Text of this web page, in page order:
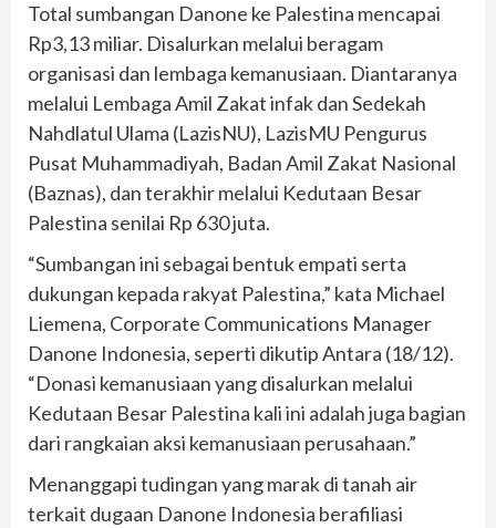
Total sumbangan Danone ke Palestina mencapai
Rp3,13 miliar. Disalurkan melalui beragam
organisasi dan lembaga kemanusiaan. Diantaranya
melalui Lembaga Amil Zakat infak dan Sedekah
Nahdlatul Ulama (LazisNU), LazisMU Pengurus
Pusat Muhammadiyah, Badan Amil Zakat Nasional
(Baznas), dan terakhir melalui Kedutaan Besar
Palestina senilai Rp 630 juta.
“Sumbangan ini sebagai bentuk empati serta
dukungan kepada rakyat Palestina,” kata Michael
Liemena, Corporate Communications Manager
Danone Indonesia, seperti dikutip Antara (18/12).
“Donasi kemanusiaan yang disalurkan melalui
Kedutaan Besar Palestina kali ini adalah juga bagian
dari rangkaian aksi kemanusiaan perusahaan.”
Menanggapi tudingan yang marak di tanah air
terkait dugaan Danone Indonesia berafiliasi